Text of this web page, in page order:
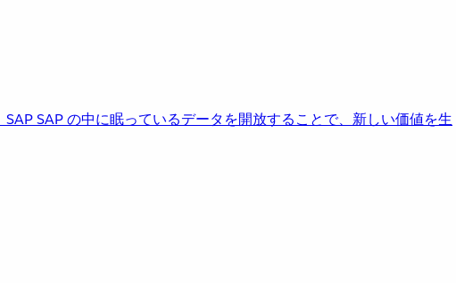
SAPSAP の中に眠っているデータを開放することで、新しい価値を生